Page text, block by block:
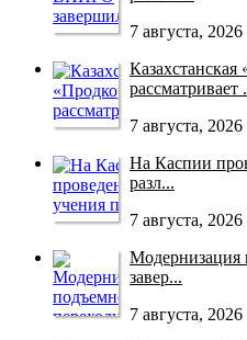
7 августа, 2026
рассматривает
7 августа, 2026
На Каспии
разл...
7 августа, 2026
Модернизация
завер...
7 августа, 2026